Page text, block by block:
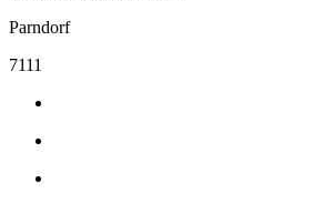
Parndorf
7111